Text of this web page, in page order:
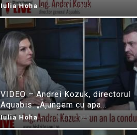
Iulia Hoha - iulie 21, 2026
VIDEO – Andrei Kozuk, directorul
Aquabis: „Ajungem cu apa...
Iulia Hoha - iulie 21, 2026